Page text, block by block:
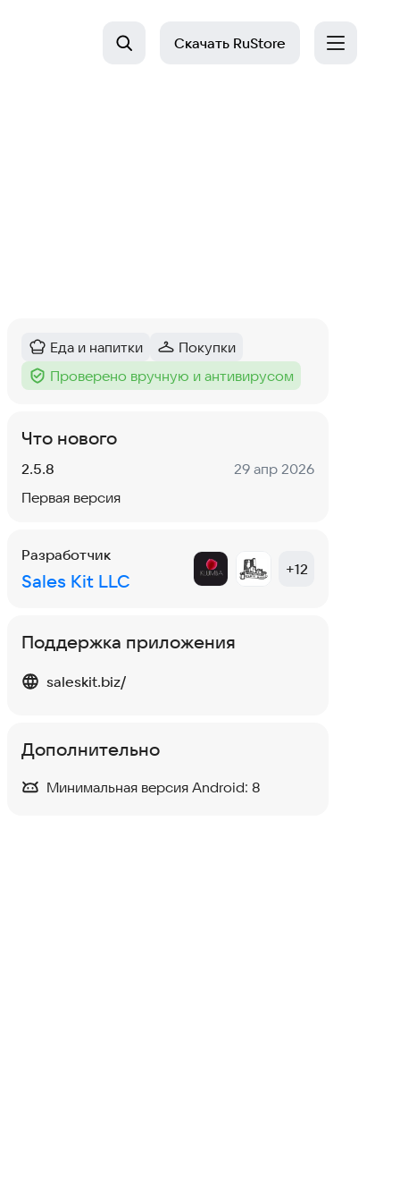
Скачать RuStore
Категория:
Еда и напитки
Категория:
Покупки
Тег :
Проверено вручную и антивирусом
Что нового
Версия:
2.5.8 Дата:
29 апр 2026
Первая версия
Разработчик
Sales Kit LLC
+12
Поддержка приложения
saleskit.biz/
Дополнительно
Минимальная версия Android: 8